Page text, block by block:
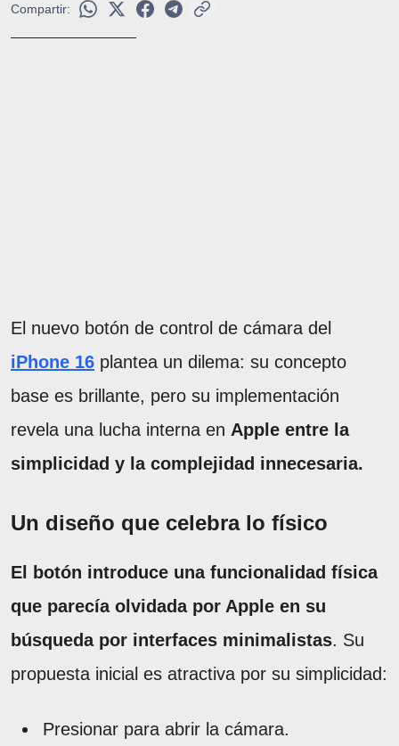
Compartir:
El nuevo botón de control de cámara del
iPhone 16 plantea un dilema: su concepto
base es brillante, pero su implementación
revela una lucha interna en Apple entre la
simplicidad y la complejidad innecesaria.
Un diseño que celebra lo físico
El botón introduce una funcionalidad física
que parecía olvidada por Apple en su
búsqueda por interfaces minimalistas. Su
propuesta inicial es atractiva por su simplicidad:
Presionar para abrir la cámara.